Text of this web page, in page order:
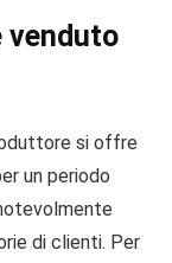
venduto
si offre
un periodo
di clienti. Per